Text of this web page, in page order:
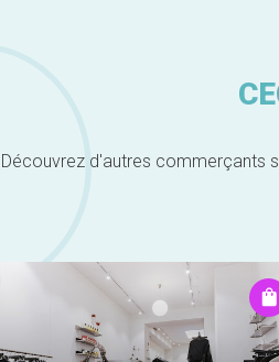
Découvrez d'autres commerçants